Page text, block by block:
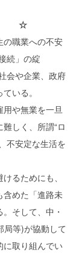
職業への不安
続」の綻
会や企業、政府
いる。
や無業を一旦
しく、所謂“ロ
不安定な生活を
るためにも、
含めた「進路未
そして、中・
等)が協動して
に取り組んでい